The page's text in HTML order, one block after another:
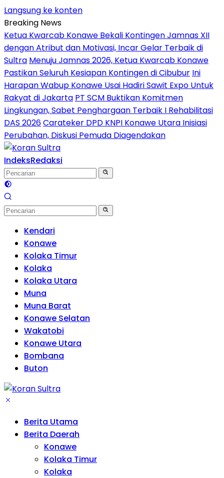
Langsung ke konten
Breaking News
Ketua Kwarcab Konawe Bekali Kontingen Jamnas XII
dengan Atribut dan Motivasi, Incar Gelar Terbaik di
Sultra Menuju Jamnas 2026, Ketua Kwarcab Konawe
Pastikan Seluruh Kesiapan Kontingen di Cibubur Ini
Harapan Wabup Konawe Usai Hadiri Sawit Expo Untuk
Rakyat di Jakarta PT SCM Buktikan Komitmen
Lingkungan, Sabet Penghargaan Terbaik I Rehabilitasi
DAS 2026Carateker DPD KNPI Konawe Utara Inisiasi
Perubahan, Diskusi Pemuda Diagendakan
IndeksRedaksi
Kendari
Konawe
Kolaka Timur
Kolaka
Kolaka Utara
Muna
Muna Barat
Konawe Selatan
Wakatobi
Konawe Utara
Bombana
Buton
Berita Utama
Berita Daerah
Konawe
Kolaka Timur
Kolaka